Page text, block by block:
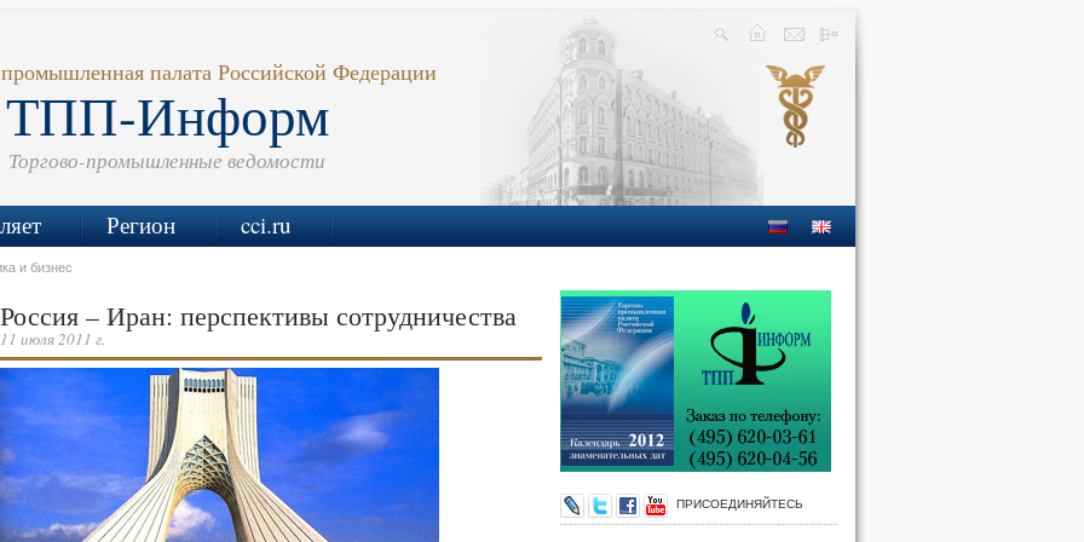
палата Российской Федерации
ТПП-Информ
Торгово-промышленные ведомости
Регион cci.ru
и бизнес
Россия – Иран: перспективы сотрудничества
11 июля 2011 г.
ПРИСОЕДИНЯЙТЕСЬ